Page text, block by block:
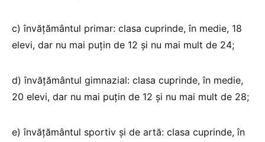
c) învăţământul primar: clasa cuprinde, în medie, 18
elevi, dar nu mai puţin de 12 şi nu mai mult de 24;
d) învăţământul gimnazial: clasa cuprinde, în medie,
20 elevi, dar nu mai puţin de 12 şi nu mai mult de 28;
e) învăţământul sportiv şi de artă: clasa cuprinde, în